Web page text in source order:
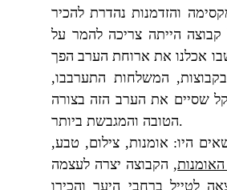
והזדמנות נהדרת להכיר
קבוצה הייתה צריכה להמר על
אכלנו את ארוחת הערב הפך
צות, המשלחות התערבבו,
קל שסיים את הערב הזה בצורה
הטובה והמגבשת ביותר.
היו: אומנות,צילום, טבע,
, הקבוצה יצרה לעצמה
לטייל ברחבי היער והכירו